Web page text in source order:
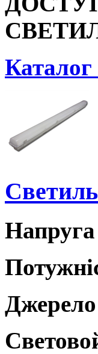
Джерело